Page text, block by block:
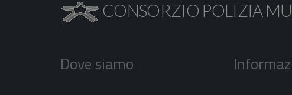
CONSORZIO POLIZIA
Dove siamo